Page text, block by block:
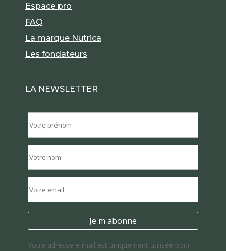
Espace pro
FAQ
La marque Nutrica
Les fondateurs
LA NEWSLETTER
Votre adresse e-mail est uniquement utilisée pour